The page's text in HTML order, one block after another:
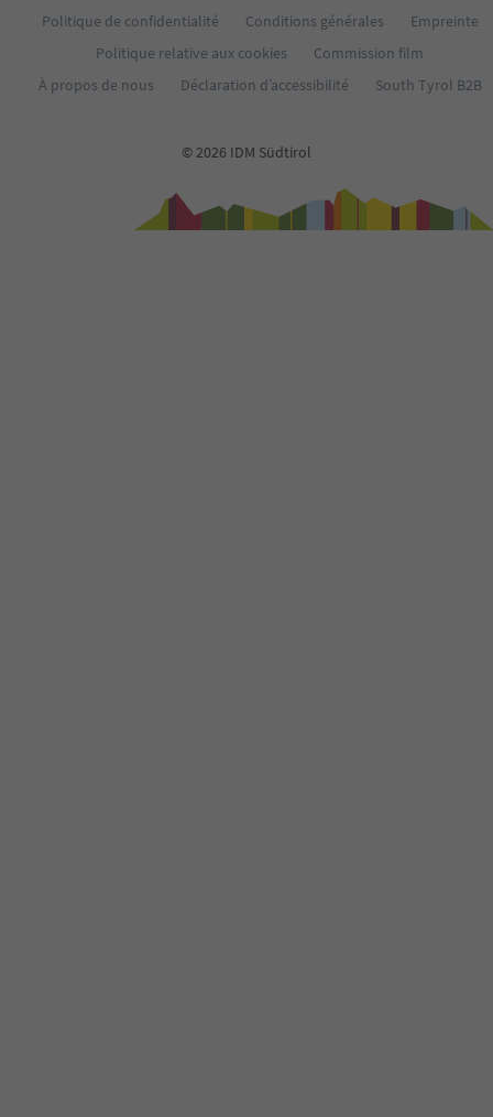
Politique de confidentialité
Conditions générales
Empreinte
Politique relative aux cookies
Commission film
À propos de nous
Déclaration d’accessibilité South Tyrol B2B
© 2026 IDM Südtirol